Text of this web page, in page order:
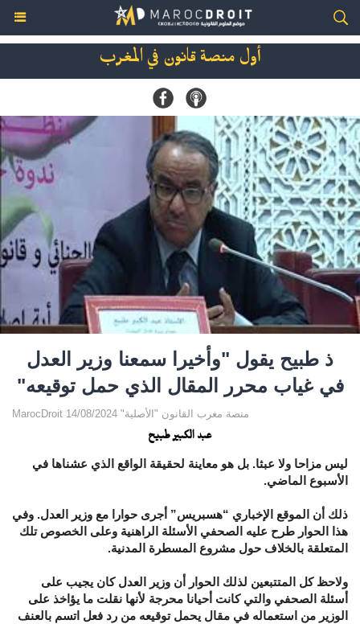
أول منصة قانون في المغرب
ذ طبيح يقول "وأخيرا سمعنا وزير العدل
في غياب محرر المقال الذي حمل توقيعه"
MarocDroit منصة مغرب القانون "الأصلية" 14/08/2024
عبد الكبير طبيح
ليس مزاحا ولا عبثا. بل هو معاينة لحقيقة الواقع الذي عشناها في
الأسبوع الماضي.
ذلك أن الموقع الإخباري “هسبريس” أجرى حوارا مع وزير العدل. وفي
هذا الحوار طرح عليه الصحفي الأسئلة الراهنية وعلى الخصوص تلك
المتعلقة بالخلاف حول مشروع المسطرة المدنية.
ولاحظ كل المتتبعين لذلك الحوار أن وزير العدل كان يجيب على
أسئلة الصحفي والتي كانت أحيانا محرجة لأنها نقلت ما يؤاخذ على
الوزير من استعماله في مقال يحمل توقيعه من رد فعل اتسم بالعنف